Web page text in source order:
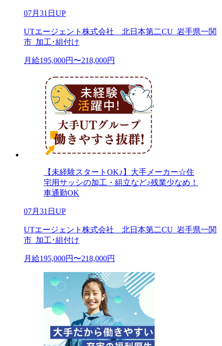
07月31日UP
UTエージェント株式会社 北日本第二CU_岩手県一関
市_加工･組付け
月給195,000円〜218,000円
【未経験スタートOK♪】大手メーカー☆住
宅用サッシの加工・組立など♪残業少なめ！
車通勤OK
07月31日UP
UTエージェント株式会社 北日本第二CU_岩手県一関
市_加工･組付け
月給195,000円〜218,000円